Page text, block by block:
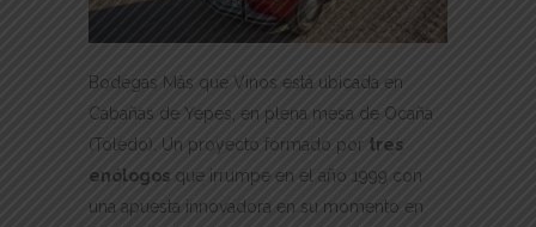
Bodegas Más que Vinos está ubicada en
Cabañas de Yepes, en plena mesa de Ocaña
(Toledo). Un proyecto formado por tres
enólogos que irrumpe en el año 1999 con
una apuesta innovadora en su momento en